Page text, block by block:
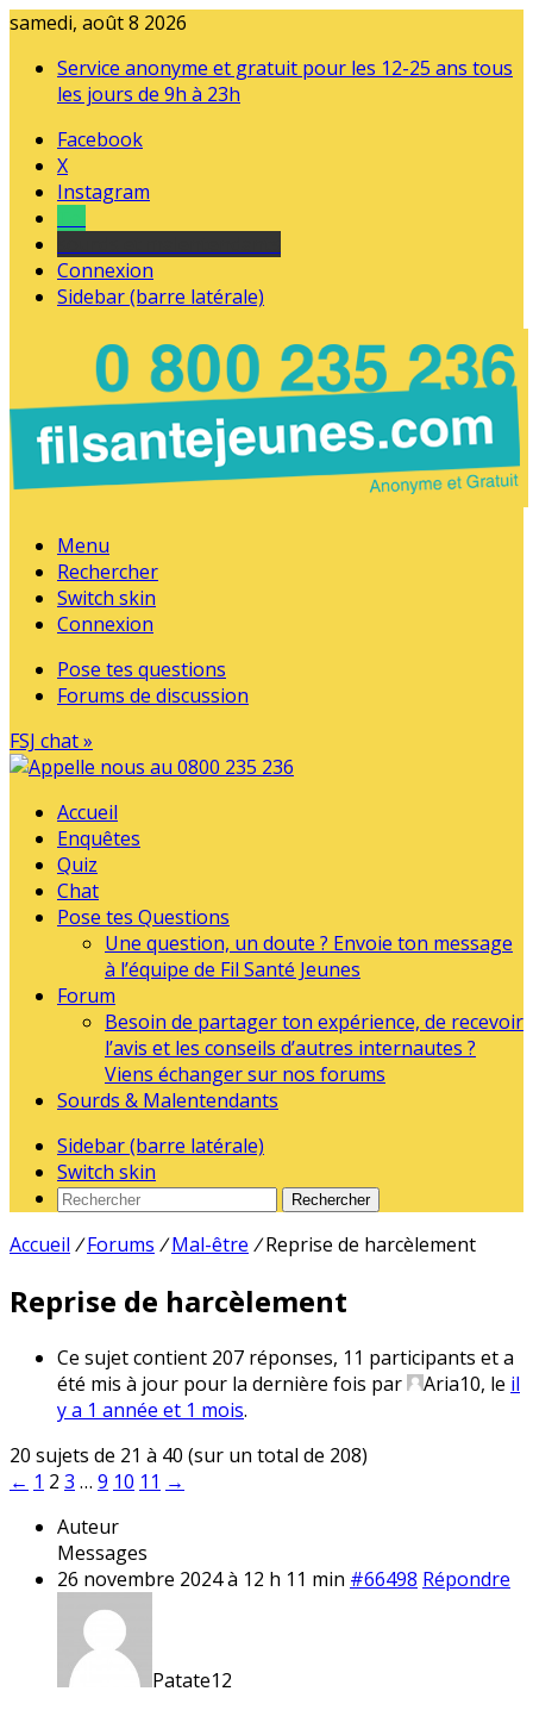
samedi, août 8 2026
Service anonyme et gratuit pour les 12-25 ans tous
les jours de 9h à 23h
Facebook
X
Instagram
Connexion
Sidebar (barre latérale)
Menu
Rechercher
Switch skin
Connexion
Pose tes questions
Forums de discussion
FSJ chat »
Accueil
Enquêtes
Quiz
Chat
Pose tes Questions
Une question, un doute ? Envoie ton message
à l’équipe de Fil Santé Jeunes
Forum
Besoin de partager ton expérience, de recevoir
l’avis et les conseils d’autres internautes ?
Viens échanger sur nos forums
Sourds & Malentendants
Sidebar (barre latérale)
Switch skin
Rechercher
Accueil / Forums / Mal-être / Reprise de harcèlement
Reprise de harcèlement
Ce sujet contient 207 réponses, 11 participants et a
été mis à jour pour la dernière fois par
Aria10, le il
y a 1 année et 1 mois.
20 sujets de 21 à 40 (sur un total de 208)
← 1 2 3 … 9 10 11 →
Auteur
Messages
26 novembre 2024 à 12 h 11 min #66498 Répondre
Patate12